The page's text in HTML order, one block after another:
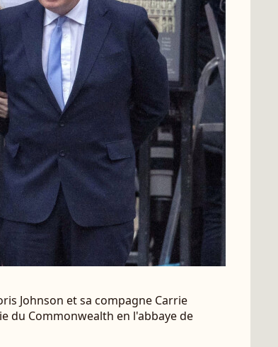
Johnson et sa compagne Carrie
du Commonwealth en l'abbaye de